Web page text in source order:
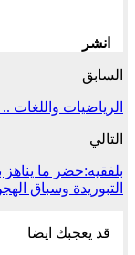
انشر
السابق
الرياضيات واللغات
التالي
بلفقيه:حضر ما
التبوريدة وسباق
قد يعجبك ايضا